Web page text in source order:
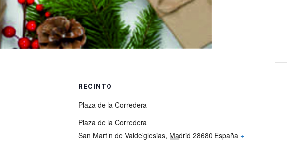
RECINTO
Plaza de la Corredera
Plaza de la Corredera
San Martín de Valdeiglesias, Madrid 28680 España +